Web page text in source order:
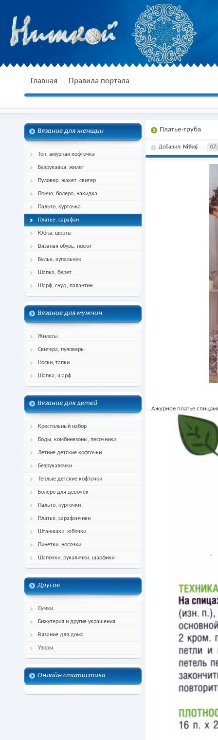
спицами, схема и описание
Главная Правила портала
Вязание для женщин
Топ, ажурная кофточка
Безрукавка, жилет
Пуловер, жакет, свитер
Пончо, болеро, накидка
Пальто, курточка
Платье, сарафан
Юбка, шорты
Вязаная обувь, носки
Белье, купальник
Шапка, берет
Шарф, снуд, палантин
Вязание для мужчин
Жилеты
Свитера, пуловеры
Носки, тапки
Шапка, шарф
Вязание для детей
Крестильный набор
Боды, комбинезоны, песочники
Летние детские кофточки
Безрукавочки
Теплые детские кофточки
Болеро для девочек
Пальто, курточки
Платье, сарафанчики
Штанишки, юбочки
Пинетки, носочки
Шапочки, рукавички, шарфики
Другое
Сумки
Бижутерия и другие украшения
Вязание для дома
Узоры
Онлайн статистика
Платье-труба
Добавил: Nitkoj
Ажурное платье